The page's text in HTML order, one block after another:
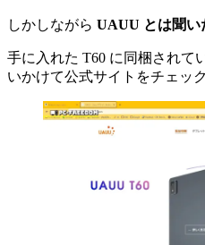
しかしながら UAUU とは聞い
手に入れた T60 に同梱されて
いかけて公式サイトをチェッ